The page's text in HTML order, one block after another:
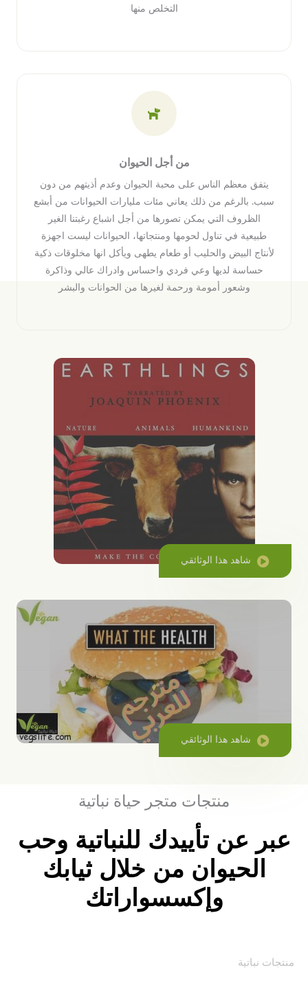
التخلص منها
من أجل الحيوان
يتفق معظم الناس على محبة الحيوان وعدم أذيتهم من دون
سبب. بالرغم من ذلك يعاني مئات مليارات الحيوانات من أبشع
الظروف التي يمكن تصورها من أجل اشباع رغبتنا الغير
طبيعية في تناول لحومها ومنتجاتها، الحيوانات ليست اجهزة
لأنتاج البيض والحليب أو طعام يطهى ويأكل انها مخلوقات ذكية
حساسة لديها وعي فردي واحساس وادراك عالي وذاكرة
وشعور أمومة ورحمة لغيرها من الحوانات والبشر
شاهد هذا الوثائقي
شاهد هذا الوثائقي
منتجات متجر حياة نباتية
عبر عن تأييدك للنباتية وحب
الحيوان من خلال ثيابك
وإكسسواراتك
منتجات نباتية